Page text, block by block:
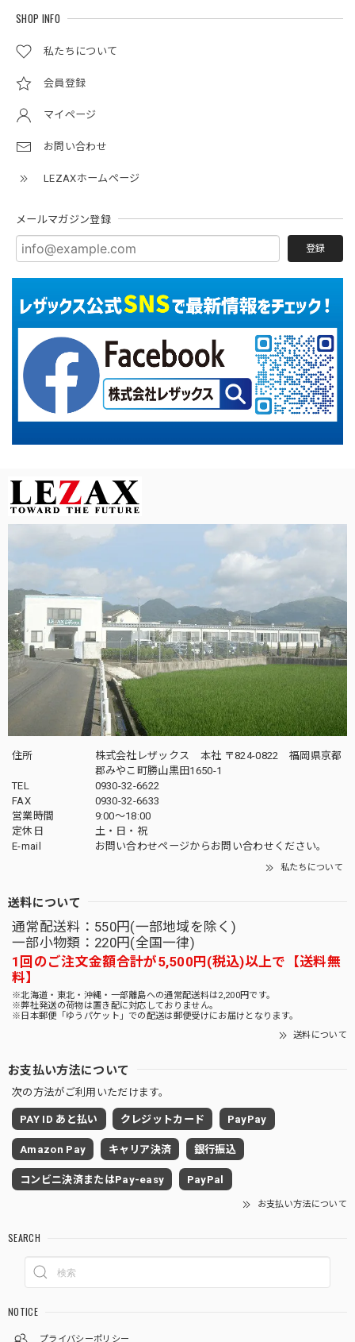
SHOP INFO
私たちについて
会員登録
マイページ
お問い合わせ
LEZAXホームページ
メールマガジン登録
登録
住所
株式会社レザックス 本社 〒824-0822 福岡県京都
郡みやこ町勝山黒田1650-1
TEL
0930-32-6622
FAX
0930-32-6633
営業時間
9:00〜18:00
定休日
土・日・祝
E-mail
お問い合わせページからお問い合わせください。
私たちについて
送料について
通常配送料：550円(一部地域を除く)
一部小物類：220円(全国一律)
1回のご注文金額合計が5,500円(税込)以上で【送料無
料】
※北海道・東北・沖縄・一部離島への通常配送料は2,200円です。
※弊社発送の荷物は置き配に対応しておりません。
※日本郵便「ゆうパケット」での配送は郵便受けにお届けとなります。
送料について
お支払い方法について
次の方法がご利用いただけます。
PAY ID あと払い クレジットカード PayPay
Amazon Pay キャリア決済 銀行振込
コンビニ決済またはPay-easy PayPal
お支払い方法について
SEARCH
NOTICE
プライバシーポリシー